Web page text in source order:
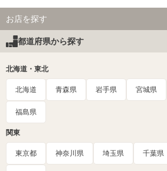
お店を探す
都道府県から探す
北海道・東北
北海道 青森県 岩手県 宮城県
福島県
関東
東京都 神奈川県 埼玉県 千葉県